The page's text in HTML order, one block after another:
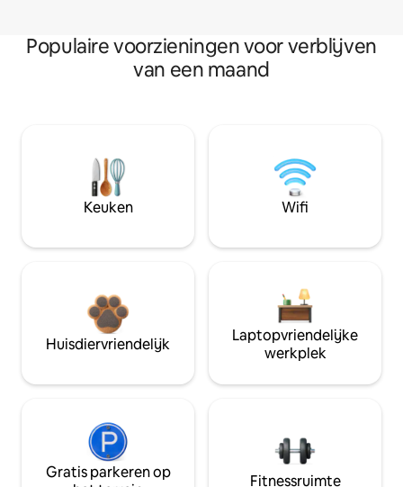
Populaire voorzieningen voor verblijven
van een maand
Keuken Wifi
Huisdiervriendelijk
Laptopvriendelijke
werkplek
Gratis parkeren op
Fitnessruimte